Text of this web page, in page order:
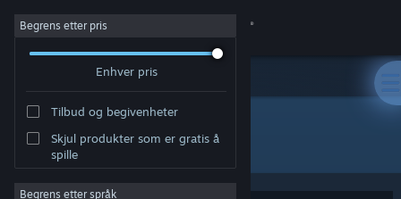
Logg inn
Om
Begrens etter pris
Enhver pris
Tilbud og begivenheter
Skjul produkter som er gratis å
spille
Begrens etter språk
Utvikler: Zapdot